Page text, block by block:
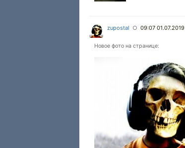
zupostal ○ 09:07 01.07.2019
Новое фото на странице: